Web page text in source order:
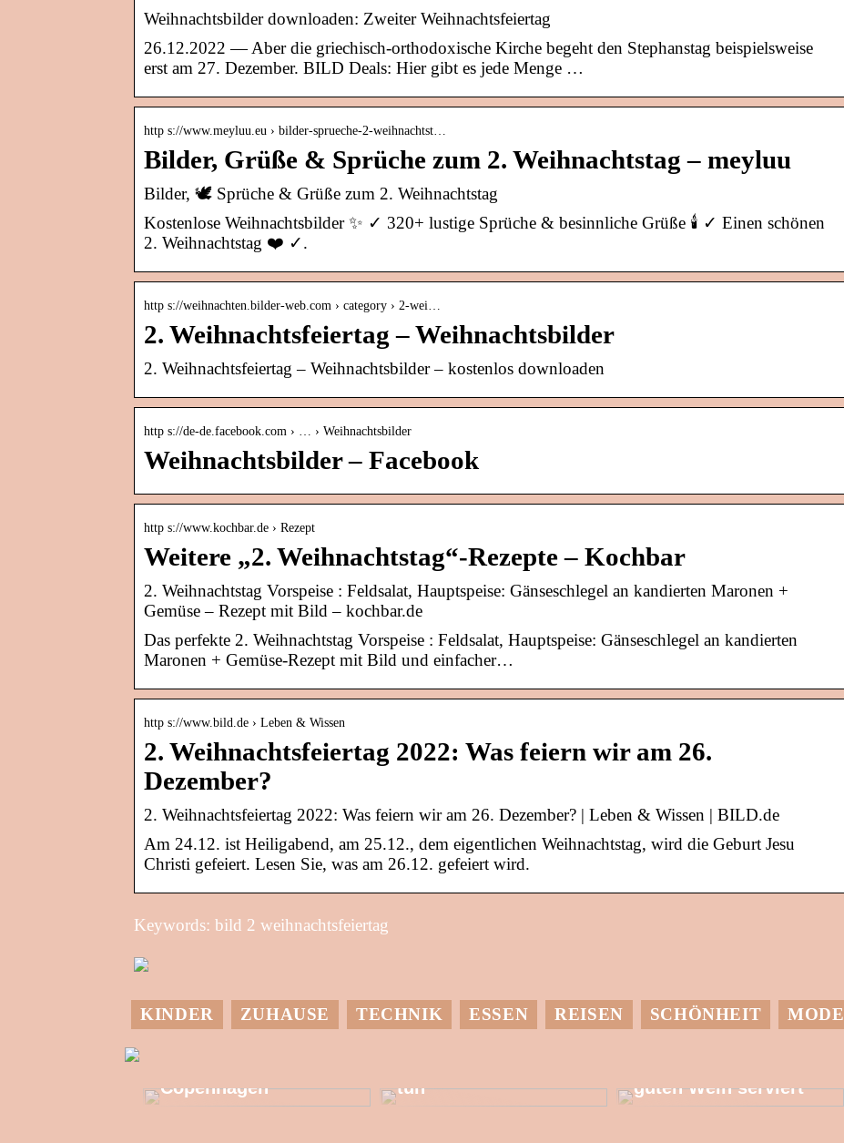
Weihnachtsbilder downloaden: Zweiter Weihnachtsfeiertag
26.12.2022 — Aber die griechisch-orthodoxische Kirche begeht den Stephanstag beispielsweise
erst am 27. Dezember. BILD Deals: Hier gibt es jede Menge …
http s://www.meyluu.eu › bilder-sprueche-2-weihnachtst…
Bilder, Grüße & Sprüche zum 2. Weihnachtstag – meyluu
Bilder, 🕊️ Sprüche & Grüße zum 2. Weihnachtstag
Kostenlose Weihnachtsbilder ✨ ✓ 320+ lustige Sprüche & besinnliche Grüße 🕯️ ✓ Einen schönen
2. Weihnachtstag ❤️ ✓.
http s://weihnachten.bilder-web.com › category › 2-wei…
2. Weihnachtsfeiertag – Weihnachtsbilder
2. Weihnachtsfeiertag – Weihnachtsbilder – kostenlos downloaden
http s://de-de.facebook.com › … › Weihnachtsbilder
Weihnachtsbilder – Facebook
http s://www.kochbar.de › Rezept
Weitere „2. Weihnachtstag“-Rezepte – Kochbar
2. Weihnachtstag Vorspeise : Feldsalat, Hauptspeise: Gänseschlegel an kandierten Maronen +
Gemüse – Rezept mit Bild – kochbar.de
Das perfekte 2. Weihnachtstag Vorspeise : Feldsalat, Hauptspeise: Gänseschlegel an kandierten
Maronen + Gemüse-Rezept mit Bild und einfacher…
http s://www.bild.de › Leben & Wissen
2. Weihnachtsfeiertag 2022: Was feiern wir am 26.
Dezember?
2. Weihnachtsfeiertag 2022: Was feiern wir am 26. Dezember? | Leben & Wissen | BILD.de
Am 24.12. ist Heiligabend, am 25.12., dem eigentlichen Weihnachtstag, wird die Geburt Jesu
Christi gefeiert. Lesen Sie, was am 26.12. gefeiert wird.
Keywords: bild 2 weihnachtsfeiertag
KINDER ZUHAUSE TECHNIK ESSEN REISEN SCHÖNHEIT MODE
Copenhagen
Mit einer
tun
Dessen muss man
guten Wein serviert